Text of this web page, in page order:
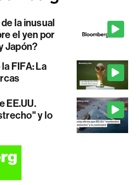
la inusual
el yen por
Japón?
FIFA: La
EE.UU.
y lo